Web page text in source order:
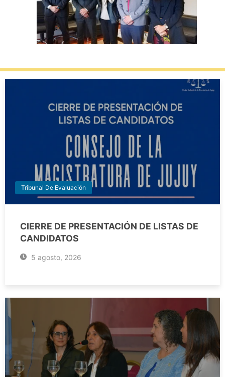
Tribunal De Evaluación
CIERRE DE PRESENTACIÓN DE LISTAS DE
CANDIDATOS
5 agosto, 2026